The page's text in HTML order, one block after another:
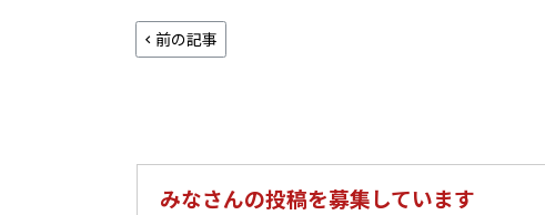
前の記事
みなさんの投稿を募集しています